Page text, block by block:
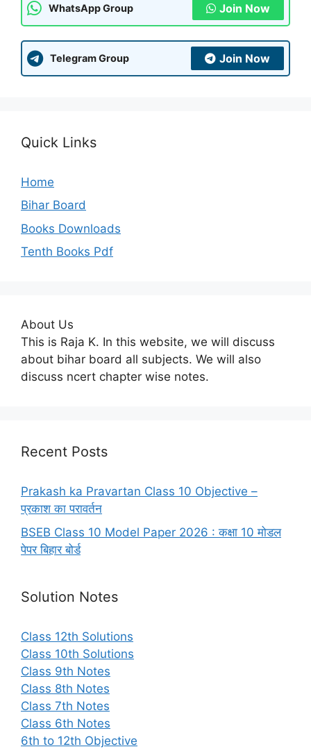
WhatsApp Group Join Now
Telegram Group Join Now
Quick Links
Home
Bihar Board
Books Downloads
Tenth Books Pdf
About Us
This is Raja K. In this website, we will discuss
about bihar board all subjects. We will also
discuss ncert chapter wise notes.
Recent Posts
Prakash ka Pravartan Class 10 Objective –
प्रकाश का परावर्तन
BSEB Class 10 Model Paper 2026 : कक्षा 10 मोडल
पेपर बिहार बोर्ड
Solution Notes
Class 12th Solutions
Class 10th Solutions
Class 9th Notes
Class 8th Notes
Class 7th Notes
Class 6th Notes
6th to 12th Objective